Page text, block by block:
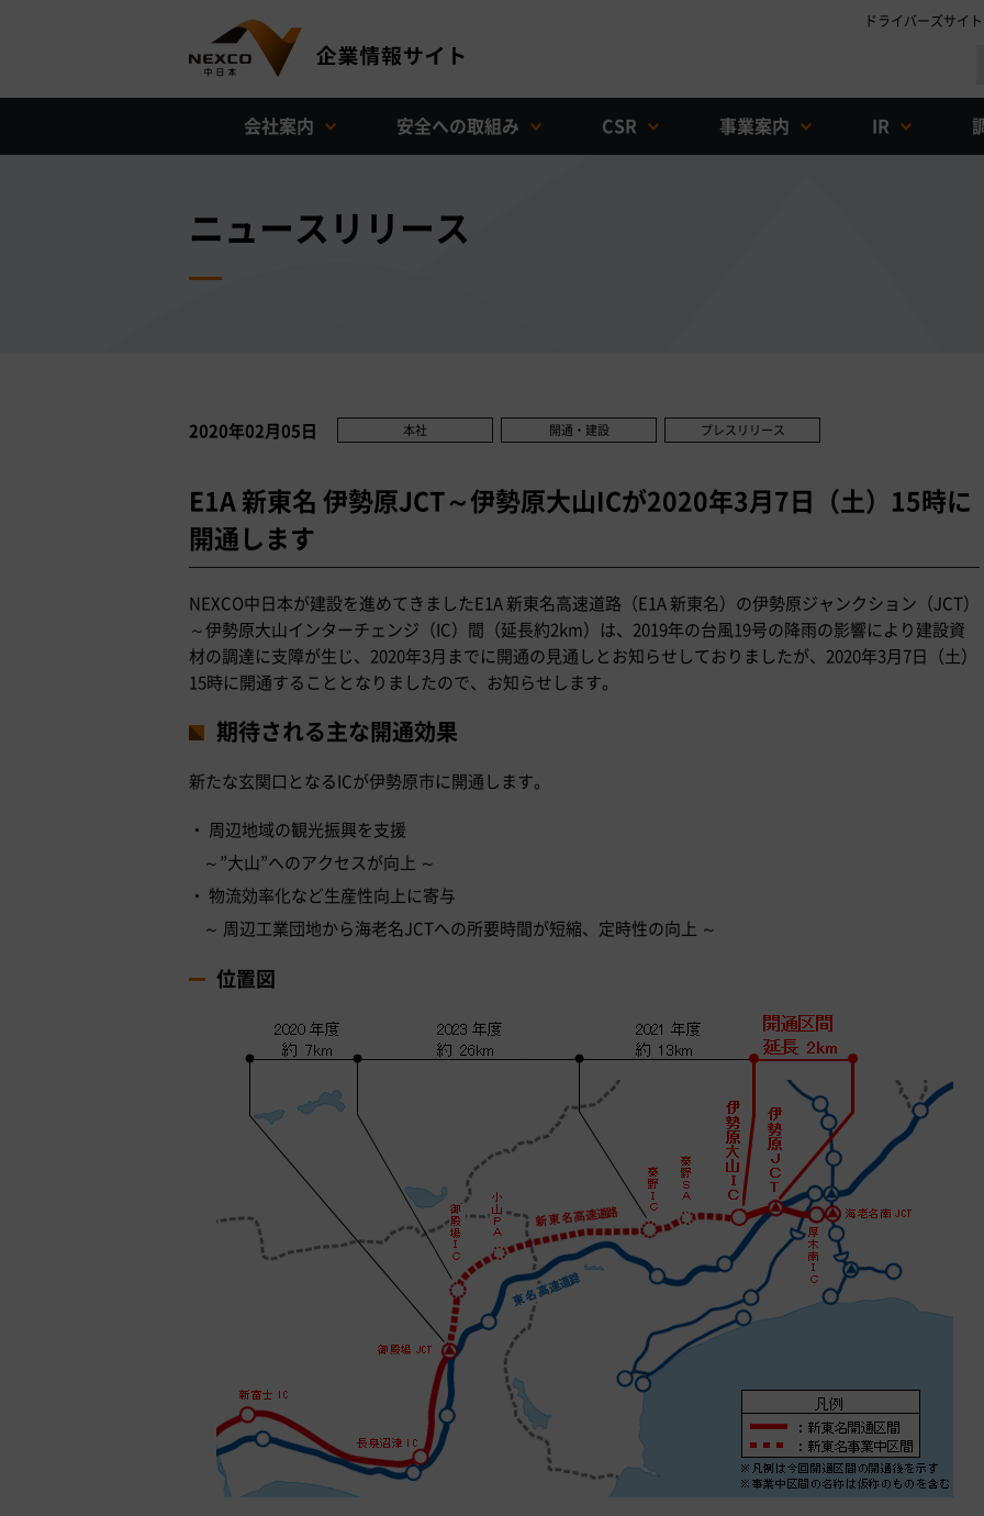
ドライバーズサイト
会社案内 安全への取組み CSR 事業案内 IR
ニュースリリース
2020年02月05日 本社 開通・建設 プレスリリース
E1A 新東名 伊勢原JCT～伊勢原大山ICが2020年3月7日（土）15時に
開通します
NEXCO中日本が建設を進めてきましたE1A 新東名高速道路（E1A 新東名）の伊勢原ジャンクション（JCT）
～伊勢原大山インターチェンジ（IC）間（延長約2km）は、2019年の台風19号の降雨の影響により建設資
材の調達に支障が生じ、2020年3月までに開通の見通しとお知らせしておりましたが、2020年3月7日（土）
15時に開通することとなりましたので、お知らせします。
期待される主な開通効果
新たな玄関口となるICが伊勢原市に開通します。
周辺地域の観光振興を支援
～”大山”へのアクセスが向上 ～
物流効率化など生産性向上に寄与
～ 周辺工業団地から海老名JCTへの所要時間が短縮、定時性の向上 ～
位置図